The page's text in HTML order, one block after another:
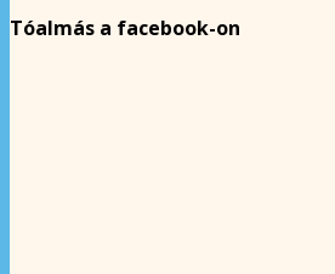
Tóalmás a facebook-on